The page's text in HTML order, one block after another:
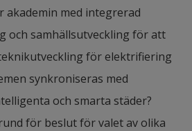
for 2.7% of the total
the calorific value of energy
China’s hydrogen demand
tons. Hydrogen energy is
used in China, and the
speed is growing rapidly.
akademin med integrerad
och samhällsutveckling för att
för elektrifiering
synkroniseras med
och smarta städer?
för beslut för valet av olika